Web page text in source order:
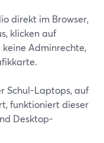
direkt im Browser,
klicken auf
keine Adminrechte,
Schul-Laptops, auf
funktioniert dieser
Desktop-